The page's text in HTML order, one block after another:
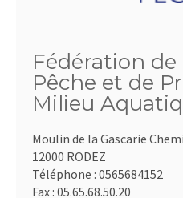
Fédération
Pêche et de
Milieu
Moulin de la Gascarie
12000 RODEZ
Téléphone : 0565684152
Fax : 05.65.68.50.20